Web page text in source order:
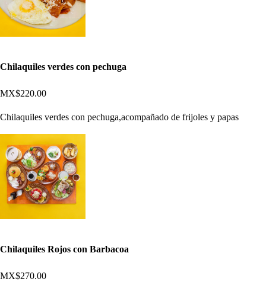
Chilaquiles verdes con pechuga
MX$220.00
Chilaquiles verdes con pechuga,acompañado de frijoles y papas
Chilaquiles Rojos con Barbacoa
MX$270.00